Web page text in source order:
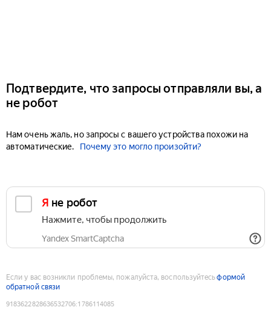
Подтвердите, что запросы отправляли вы, а
не робот
Нам очень жаль, но запросы с вашего устройства похожи на
автоматические.
Почему это могло произойти?
Я не робот
Нажмите, чтобы продолжить
Yandex SmartCaptcha
Если у вас возникли проблемы, пожалуйста, воспользуйтесьформой
обратной связи
9183622828636532706:1786114085